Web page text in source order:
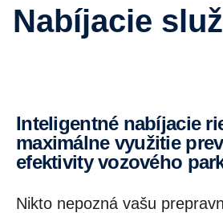
Nabíjacie
Inteligentné nabíjacie riešenia na
maximálne využitie
efektivity vozového
Nikto nepozná vašu